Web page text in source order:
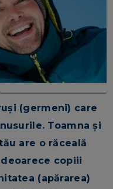
(germeni) care
Toamna și
are o răceală
copiii
(apărarea)